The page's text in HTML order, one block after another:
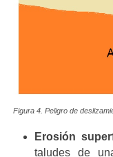
Figura 4. Peligro de
Erosión
taludes de